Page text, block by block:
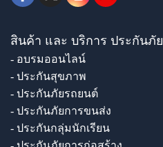
สินค้า และ บริการ ประกันภัย
- อบรมออนไลน์
- ประกันสุขภาพ
- ประกันภัยรถยนต์
- ประกันภัยการขนส่ง
- ประกันกลุ่มนักเรียน